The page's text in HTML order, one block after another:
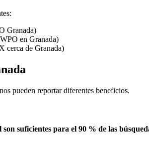
Granada)
en Granada)
cerca de Granada)
pueden reportar diferentes beneficios.
suficientes para el 90 % de las